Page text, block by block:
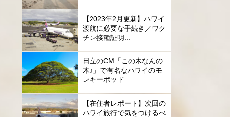
【2023年2月更新】ハワイ
渡航に必要な手続き／ワク
チン接種証明...
日立のCM「この木なんの
木♪」で有名なハワイのモ
ンキーポッド
【在住者レポート】次回の
ハワイ旅行で気をつけるべ